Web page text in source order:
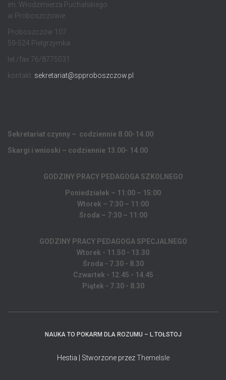
im. Włodzimierza Puchalskiego
w Proboszczowie
Proboszczów 107
59-524 Pielgrzymka
tel./fax 76/8775031
kontakt: sekretariat@spproboszczow.pl
Sekretariat czynny – codziennie 8.00-14.00
Skargi i wnioski – codziennie 13.00- 14.00
GODZINY PRACY PEDAGOGA SZKOLNEGO
Poniedziałek – 11:00 – 15:00
Wtorek – 7:30 – 11:00
Środa – 7:30 – 11:00
GODZINY PRACY PEDAGOGA SPECJALNEGO
Wtorek - 11.50 - 13.30
Środa - 7.30 - 8.30
Czwartek - 12.45 - 14.45
Piątek - 7.30 - 8.30
NAUKA TO POKARM DLA ROZUMU – L.TOŁSTOJ
Hestia | Stworzone przezThemeIsle